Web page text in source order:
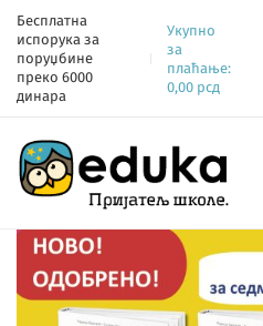
Бесплатна
испорука за
поруџбине
преко 6000
динара
Укупно
за
плаћање:
0,00 рсд